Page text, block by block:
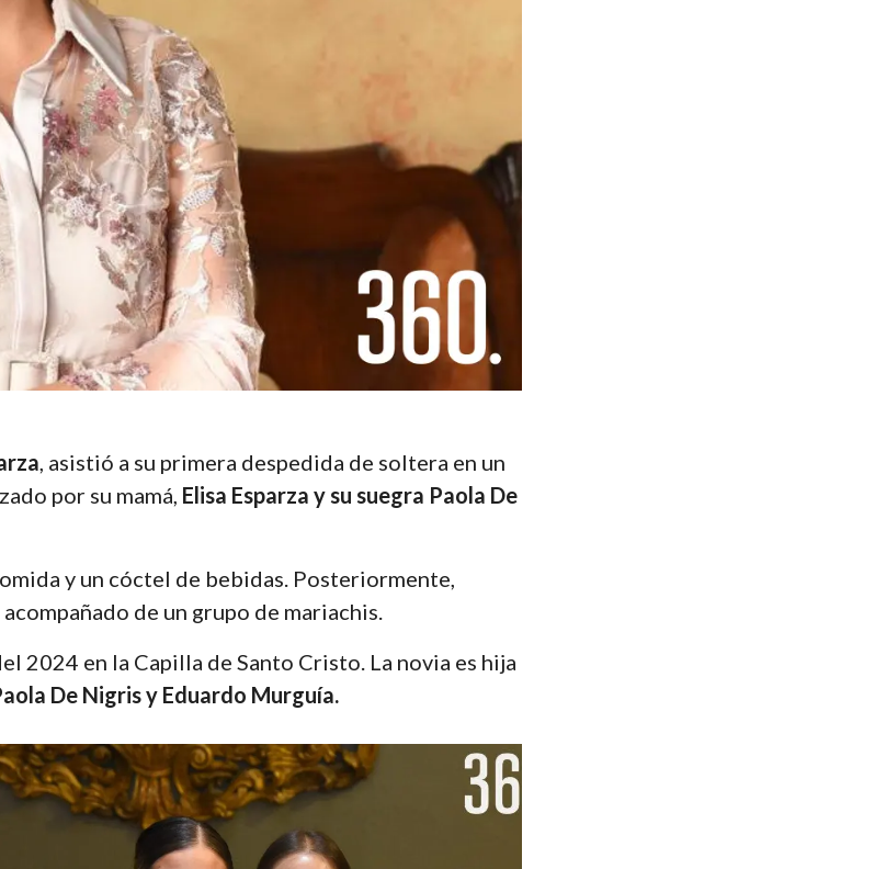
, asistió a su primera despedida de soltera en un
por su mamá, Elisa Esparza y su suegra Paola De
y un cóctel de bebidas. Posteriormente,
de un grupo de mariachis.
2024 en la Capilla de Santo Cristo. La novia es hija
De Nigris y Eduardo Murguía.